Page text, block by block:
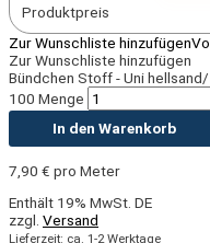
Produktpreis
Zur Wunschliste hinzufügen
Zur Wunschliste hinzufügen
Bündchen Stoff - Uni
100 Menge
In den Warenkorb
7,90 € pro Meter
Enthält 19% MwSt. DE
zzgl. Versand
Lieferzeit: ca. 1-2 Werktage